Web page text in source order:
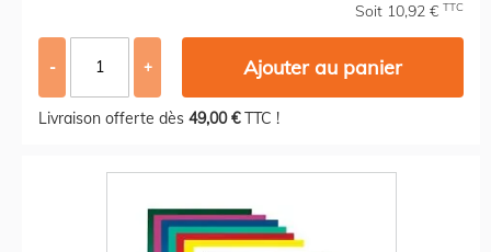
Soit 10,92 € TTC
- + Ajouter au panier
Livraison offerte dès 49,00 €TTC !